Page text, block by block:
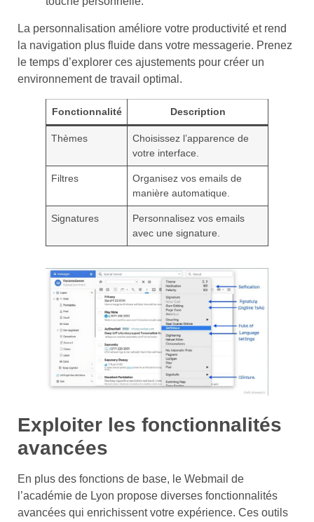
La personnalisation améliore votre productivité et rend
la navigation plus fluide dans votre messagerie. Prenez
le temps d’explorer ces ajustements pour créer un
environnement de travail optimal.
Fonctionnalité Description
Thèmes
Choisissez l’apparence de
votre interface.
Filtres
Organisez vos emails de
manière automatique.
Signatures
Personnalisez vos emails
avec une signature.
Exploiter les fonctionnalités
avancées
En plus des fonctions de base, le Webmail de
l’académie de Lyon propose diverses fonctionnalités
avancées qui enrichissent votre expérience. Ces outils